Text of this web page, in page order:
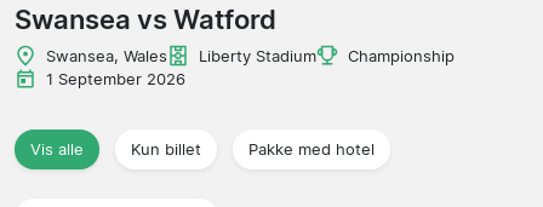
Swansea vs Watford
Swansea, Wales Liberty Stadium
Championship
1 September 2026
Vis alle Kun billet Pakke med hotel